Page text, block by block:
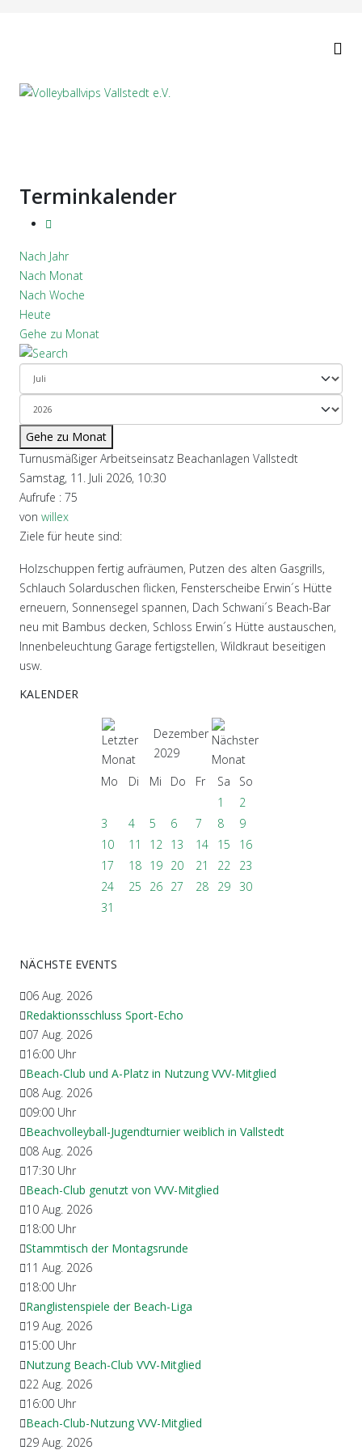
Terminkalender
Nach Jahr
Nach Monat
Nach Woche
Heute
Gehe zu Monat
Gehe zu Monat
Turnusmäßiger Arbeitseinsatz Beachanlagen Vallstedt
Samstag, 11. Juli 2026, 10:30
Aufrufe : 75
von willex
Ziele für heute sind:
Holzschuppen fertig aufräumen, Putzen des alten Gasgrills,
Schlauch Solarduschen flicken, Fensterscheibe Erwin´s Hütte
erneuern, Sonnensegel spannen, Dach Schwani´s Beach-Bar
neu mit Bambus decken, Schloss Erwin´s Hütte austauschen,
Innenbeleuchtung Garage fertigstellen, Wildkraut beseitigen
usw.
KALENDER
Dezember
2029
Mo
Di Mi Do Fr Sa
So
1
2
3
4 5 6 7 8
9
10
11 12 13 14 15
16
17
18 19 20 21 22
23
24
25 26 27 28 29
30
31
NÄCHSTE EVENTS
06 Aug. 2026
Redaktionsschluss Sport-Echo
07 Aug. 2026
16:00 Uhr
Beach-Club und A-Platz in Nutzung VVV-Mitglied
08 Aug. 2026
09:00 Uhr
Beachvolleyball-Jugendturnier weiblich in Vallstedt
08 Aug. 2026
17:30 Uhr
Beach-Club genutzt von VVV-Mitglied
10 Aug. 2026
18:00 Uhr
Stammtisch der Montagsrunde
11 Aug. 2026
18:00 Uhr
Ranglistenspiele der Beach-Liga
19 Aug. 2026
15:00 Uhr
Nutzung Beach-Club VVV-Mitglied
22 Aug. 2026
16:00 Uhr
Beach-Club-Nutzung VVV-Mitglied
29 Aug. 2026